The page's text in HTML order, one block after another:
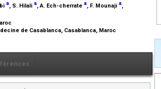
a, S. Hilali a, A. Ech-cherrate a, F. Mounaji a,
de Casablanca, Casablanca, Maroc